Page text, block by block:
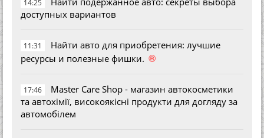
14:25
доступных вариантов
11:31
Найти авто для приобретения: лучшие
ресурсы и полезные фишки. ®
17:46
Master Care Shop - магазин автокосметики
та автохімії, високоякісні продукти для догляду за
автомобілем